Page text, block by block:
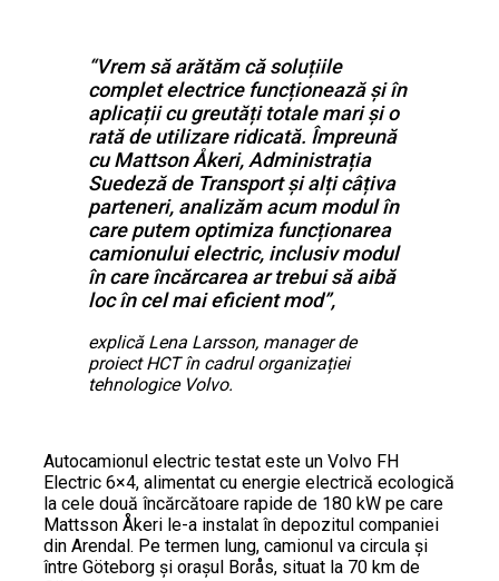
“Vrem să arătăm că soluțiile
complet electrice funcționează și în
aplicații cu greutăți totale mari și o
rată de utilizare ridicată. Împreună
cu Mattson Åkeri, Administrația
Suedeză de Transport și alți câțiva
parteneri, analizăm acum modul în
care putem optimiza funcționarea
camionului electric, inclusiv modul
în care încărcarea ar trebui să aibă
loc în cel mai eficient mod”,
explică Lena Larsson, manager de
proiect HCT în cadrul organizației
tehnologice Volvo.
Autocamionul electric testat este un Volvo FH
Electric 6×4, alimentat cu energie electrică ecologică
la cele două încărcătoare rapide de 180 kW pe care
Mattsson Åkeri le-a instalat în depozitul companiei
din Arendal. Pe termen lung, camionul va circula și
între Göteborg și orașul Borås, situat la 70 km de